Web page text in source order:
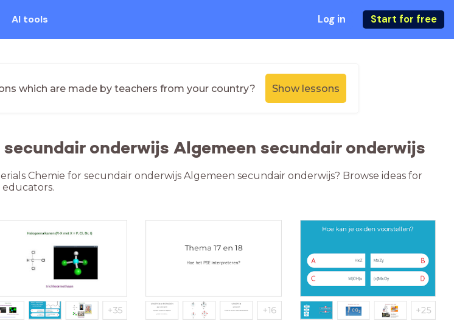
AI tools Log in Start for free
which are made by teachers from your country? Show lessons
secundair onderwijs Algemeen secundair onderwijs
Chemie for secundair onderwijs Algemeen secundair onderwijs? Browse ideas for